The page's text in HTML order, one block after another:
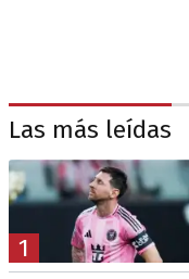
Las más leídas
1